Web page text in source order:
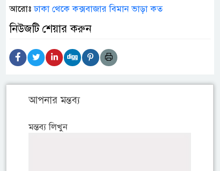
আরোঃঢাকা থেকে কক্সবাজার বিমান ভাড়া কত
নিউজটি শেয়ার করুন
আপনার মন্তব্য
মন্তব্য লিখুন